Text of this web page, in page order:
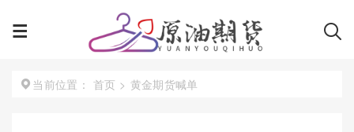
当前位置： 首页 > 黄金期货喊单